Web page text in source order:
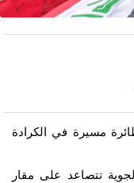
مسيرة في الكرادة
تتصاعد على مقار